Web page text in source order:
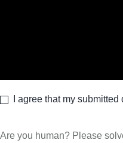
I agree that my
Are you human? Please